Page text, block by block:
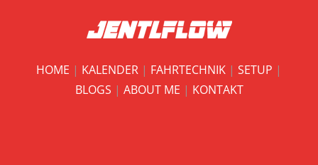
HOME | KALENDER | FAHRTECHNIK | SETUP |
BLOGS | ABOUT ME | KONTAKT